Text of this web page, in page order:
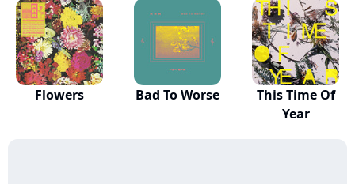
Flowers Bad To Worse
This Time Of
Year